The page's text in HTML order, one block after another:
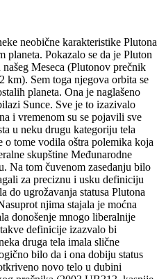
neobične karakteristike Plutona
planeta. Pokazalo se da je Pluton
Meseca (Plutonov prečnik
km). Sem toga njegova orbita se
planeta. Ona je naglašeno
Sunce. Sve je to izazivalo
i vremenom su se pojavili sve
u neku drugu kategoriju tela
o tome vodila oštra polemika koja
skupštine Međunarodne
Na tom čuvenom zasedanju bilo
za preciznu i usku definiciju
do ugrožavanja statusa Plutona
njima stajala je moćna
donošenje mnogo liberalnije
definicije izazvalo bi
druga tela imala slične
bilo da i ona dobiju status
novo telo u dubini